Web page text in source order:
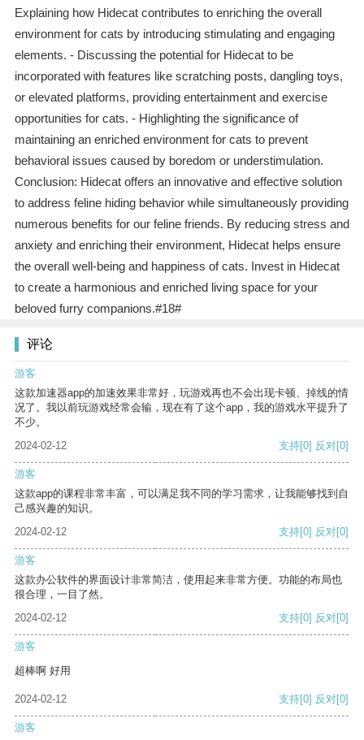
Explaining how Hidecat contributes to enriching the overall
environment for cats by introducing stimulating and engaging
elements. - Discussing the potential for Hidecat to be
incorporated with features like scratching posts, dangling toys,
or elevated platforms, providing entertainment and exercise
opportunities for cats. - Highlighting the significance of
maintaining an enriched environment for cats to prevent
behavioral issues caused by boredom or understimulation.
Conclusion: Hidecat offers an innovative and effective solution
to address feline hiding behavior while simultaneously providing
numerous benefits for our feline friends. By reducing stress and
anxiety and enriching their environment, Hidecat helps ensure
the overall well-being and happiness of cats. Invest in Hidecat
to create a harmonious and enriched living space for your
beloved furry companions.#18#
评论
游客
这款加速器app的加速效果非常好，玩游戏再也不会出现卡顿、掉线的情
况了。我以前玩游戏经常会输，现在有了这个app，我的游戏水平提升了
不少。
2024-02-12
支持[0] 反对[0]
游客
这款app的课程非常丰富，可以满足我不同的学习需求，让我能够找到自
己感兴趣的知识。
2024-02-12
支持[0] 反对[0]
游客
这款办公软件的界面设计非常简洁，使用起来非常方便。功能的布局也
很合理，一目了然。
2024-02-12
支持[0] 反对[0]
游客
超棒啊 好用
2024-02-12 支持[0] 反对[0]
游客